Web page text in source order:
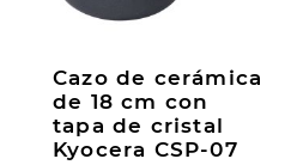
Cazo de cerámica
de 18 cm con
tapa de cristal
Kyocera CSP-07